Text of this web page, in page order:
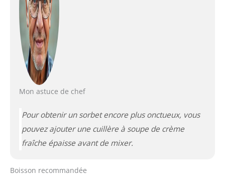
Mon astuce de chef
Pour obtenir un sorbet encore plus onctueux, vous
pouvez ajouter une cuillère à soupe de crème
fraîche épaisse avant de mixer.
Boisson recommandée